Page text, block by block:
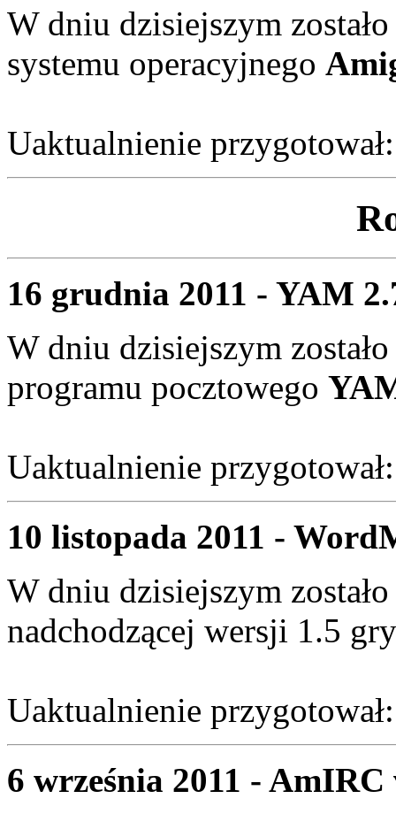
W dniu dzisiejszym
systemu operacyjnego
Uaktualnienie
16 grudnia 2011 - YAM
W dniu dzisiejszym
programu pocztowego
Uaktualnienie
10 listopada 2011 -
W dniu dzisiejszym
nadchodzącej wersji 1.5
Uaktualnienie
6 września 2011 -